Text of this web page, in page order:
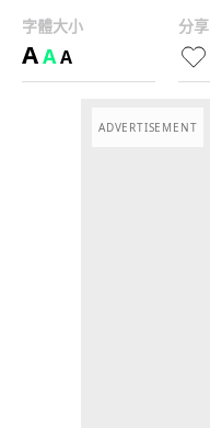
字體大小
AAA
分享
ADVERTISEMENT